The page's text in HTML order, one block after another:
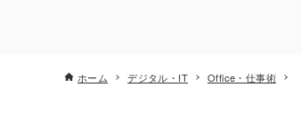
ホーム デジタル・IT Office・仕事術